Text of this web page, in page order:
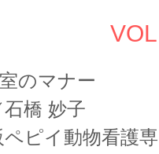
のマナー
石橋 妙子
ペピイ動物看護